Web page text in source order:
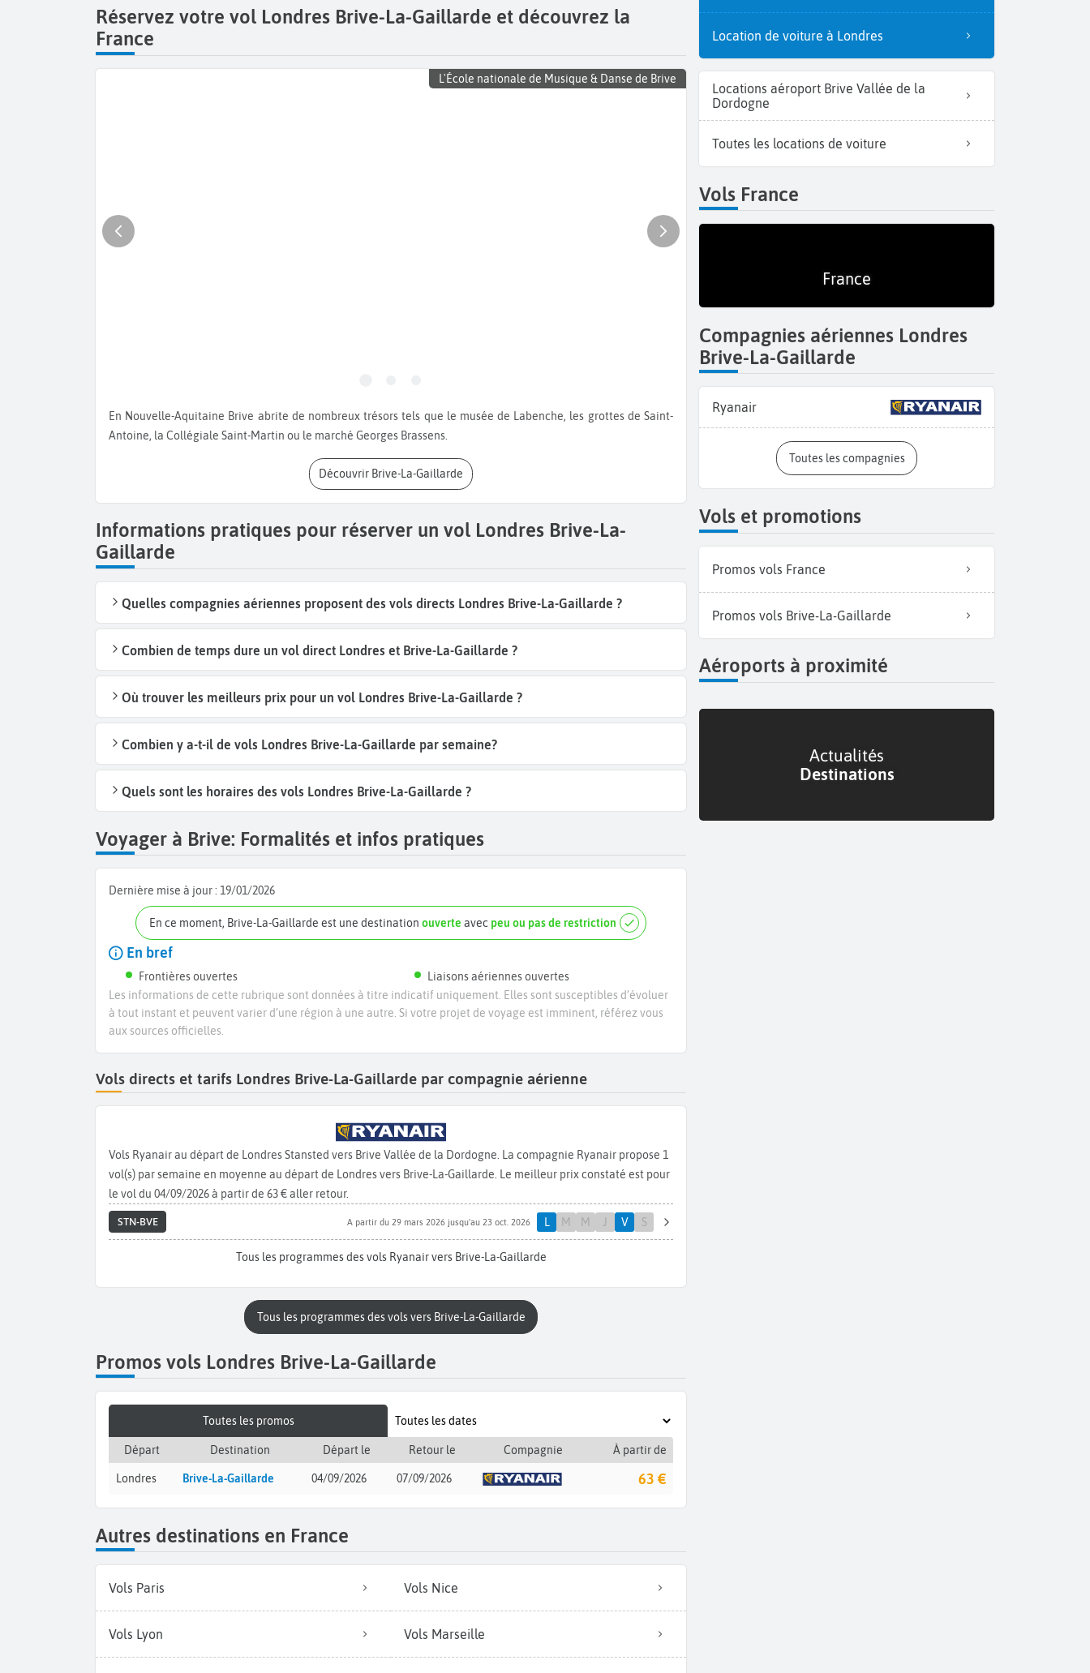
Réservez votre vol Londres Brive-La-Gaillarde et découvrez la
France
L'École nationale de Musique & Danse de Brive
En Nouvelle-Aquitaine Brive abrite de nombreux trésors tels que le musée de Labenche, les grottes de Saint-
Antoine, la Collégiale Saint-Martin ou le marché Georges Brassens.
Découvrir Brive-La-Gaillarde
Informations pratiques pour réserver un vol Londres Brive-La-
Gaillarde
Quelles compagnies aériennes proposent des vols directs Londres Brive-La-Gaillarde ?
Combien de temps dure un vol direct Londres et Brive-La-Gaillarde ?
Où trouver les meilleurs prix pour un vol Londres Brive-La-Gaillarde ?
Combien y a-t-il de vols Londres Brive-La-Gaillarde par semaine?
Quels sont les horaires des vols Londres Brive-La-Gaillarde ?
Voyager à Brive: Formalités et infos pratiques
Dernière mise à jour : 19/01/2026
En ce moment, Brive-La-Gaillarde est une destination ouverte avec peu ou pas de restriction
En bref
Frontières ouvertes
Liaisons aériennes ouvertes
Les informations de cette rubrique sont données à titre indicatif uniquement. Elles sont susceptibles d’évoluer
à tout instant et peuvent varier d’une région à une autre. Si votre projet de voyage est imminent, référez vous
aux sources officielles.
Vols directs et tarifs Londres Brive-La-Gaillarde par compagnie aérienne
Vols Ryanair au départ de Londres Stansted vers Brive Vallée de la Dordogne. La compagnie Ryanair propose 1
vol(s) par semaine en moyenne au départ de Londres vers Brive-La-Gaillarde. Le meilleur prix constaté est pour
le vol du 04/09/2026 à partir de 63 € aller retour.
STN-BVE A partir du 29 mars 2026 jusqu'au 23 oct. 2026 L M M J V S
Tous les programmes des vols Ryanair vers Brive-La-Gaillarde
Tous les programmes des vols vers Brive-La-Gaillarde
Promos vols Londres Brive-La-Gaillarde
Toutes les promos
Départ Destination Départ le Retour le Compagnie À partir de
Londres Brive-La-Gaillarde 04/09/2026 07/09/2026 63 €
Autres destinations en France
Vols Paris Vols Nice
Vols Lyon Vols Marseille
Location de voiture à Londres
Locations aéroport Brive Vallée de la
Dordogne
Toutes les locations de voiture
Vols France
France
Compagnies aériennes Londres
Brive-La-Gaillarde
Ryanair
Toutes les compagnies
Vols et promotions
Promos vols France
Promos vols Brive-La-Gaillarde
Aéroports à proximité
Actualités
Destinations